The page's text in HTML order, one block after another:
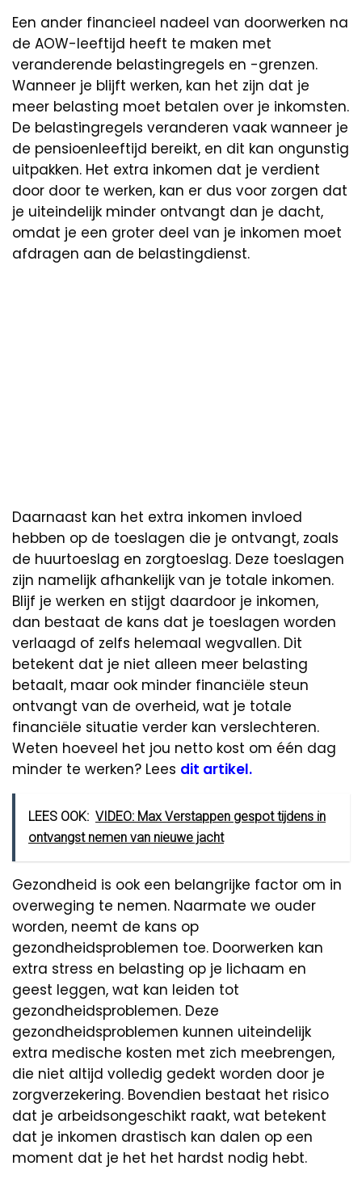
Een ander financieel nadeel van doorwerken na
de AOW-leeftijd heeft te maken met
veranderende belastingregels en -grenzen.
Wanneer je blijft werken, kan het zijn dat je
meer belasting moet betalen over je inkomsten.
De belastingregels veranderen vaak wanneer je
de pensioenleeftijd bereikt, en dit kan ongunstig
uitpakken. Het extra inkomen dat je verdient
door door te werken, kan er dus voor zorgen dat
je uiteindelijk minder ontvangt dan je dacht,
omdat je een groter deel van je inkomen moet
afdragen aan de belastingdienst.
Daarnaast kan het extra inkomen invloed
hebben op de toeslagen die je ontvangt, zoals
de huurtoeslag en zorgtoeslag. Deze toeslagen
zijn namelijk afhankelijk van je totale inkomen.
Blijf je werken en stijgt daardoor je inkomen,
dan bestaat de kans dat je toeslagen worden
verlaagd of zelfs helemaal wegvallen. Dit
betekent dat je niet alleen meer belasting
betaalt, maar ook minder financiële steun
ontvangt van de overheid, wat je totale
financiële situatie verder kan verslechteren.
Weten hoeveel het jou netto kost om één dag
minder te werken? Lees dit artikel.
LEES OOK: VIDEO: Max Verstappen gespot tijdens in
ontvangst nemen van nieuwe jacht
Gezondheid is ook een belangrijke factor om in
overweging te nemen. Naarmate we ouder
worden, neemt de kans op
gezondheidsproblemen toe. Doorwerken kan
extra stress en belasting op je lichaam en
geest leggen, wat kan leiden tot
gezondheidsproblemen. Deze
gezondheidsproblemen kunnen uiteindelijk
extra medische kosten met zich meebrengen,
die niet altijd volledig gedekt worden door je
zorgverzekering. Bovendien bestaat het risico
dat je arbeidsongeschikt raakt, wat betekent
dat je inkomen drastisch kan dalen op een
moment dat je het het hardst nodig hebt.